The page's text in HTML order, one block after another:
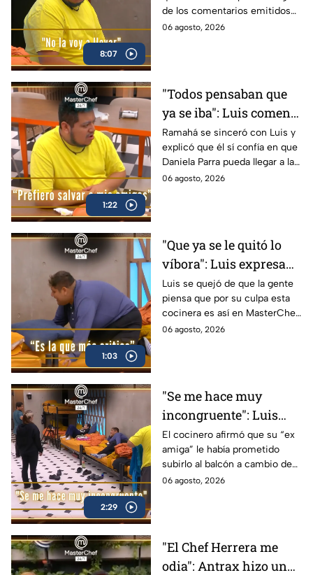
8:07
acompañante para su
salida del Mundo
de los comentarios emitidos
por su compañera tras la
06 agosto, 2026
1:22
"Todos pensaban que
ya se iba": Luis comenta
acerca de que Ramahá
subió a Daniela al
balcón en MasterChef
24/7
Ramahá se sinceró con Luis y
explicó que él sí confía en que
Daniela Parra pueda llegar a la
final de MasterChef 24/7.
06 agosto, 2026
1:03
"Que ya se le quitó lo
víbora": Luis expresa
su opinión acerca de
esta cocinera en
MasterChef 24/7
(VIDEO)
Luis se quejó de que la gente
piensa que por su culpa esta
cocinera es así en MasterChef
24/7.
06 agosto, 2026
2:29
"Se me hace muy
incongruente": Luis
exhibe a Michelle por
una condición que le
puso cuando tenía el
Pin Negro (VIDEO)
El cocinero afirmó que su “ex
amiga” le había prometido
subirlo al balcón a cambio de
asignarle su Pin Negro a Flor
06 agosto, 2026
"El Chef Herrera me
odia": Antrax hizo una